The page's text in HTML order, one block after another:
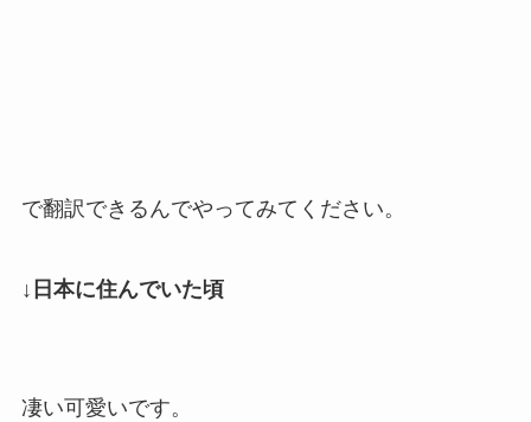
で翻訳できるんでやってみてください。
↓日本に住んでいた頃
凄い可愛いです。